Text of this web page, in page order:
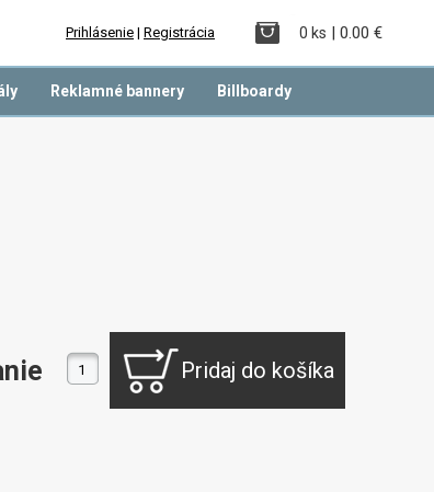
0 ks | 0.00 €
Prihlásenie | Registrácia
Reklamné bannery Billboardy